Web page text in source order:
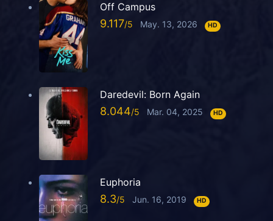
Off Campus
9.117 May. 13, 2026 HD
Daredevil: Born Again
8.044 Mar. 04, 2025 HD
Euphoria
8.3 Jun. 16, 2019 HD